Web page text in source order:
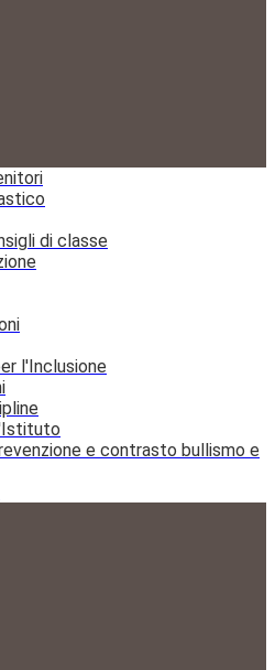
di classe
l'Inclusione
e contrasto bullismo e